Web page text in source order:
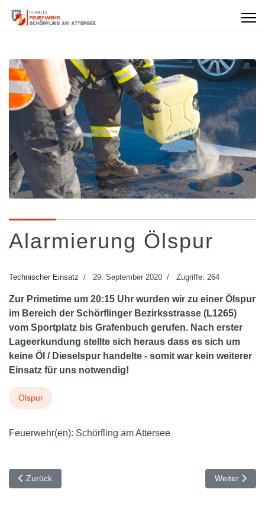
Alarmierung Ölspur
Technischer Einsatz 29. September 2020 Zugriffe: 264
Zur Primetime um 20:15 Uhr wurden wir zu einer Ölspur
im Bereich der Schörflinger Bezirksstrasse (L1265)
vom Sportplatz bis Grafenbuch gerufen. Nach erster
Lageerkundung stellte sich heraus dass es sich um
keine Öl / Dieselspur handelte - somit war kein weiterer
Einsatz für uns notwendig!
Ölspur
Feuerwehr(en): Schörfling am Attersee
Vorheriger Beitrag: Schwerer Verkehrsunfall auf Autobahn
Zurück Nächster
Weiter